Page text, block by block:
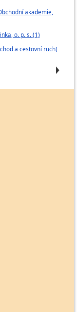
a
akademie,
o. p. s. (1)
a cestovní ruch)